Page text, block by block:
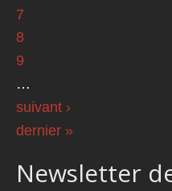
7
8
9
…
suivant ›
dernier »
Newsletter